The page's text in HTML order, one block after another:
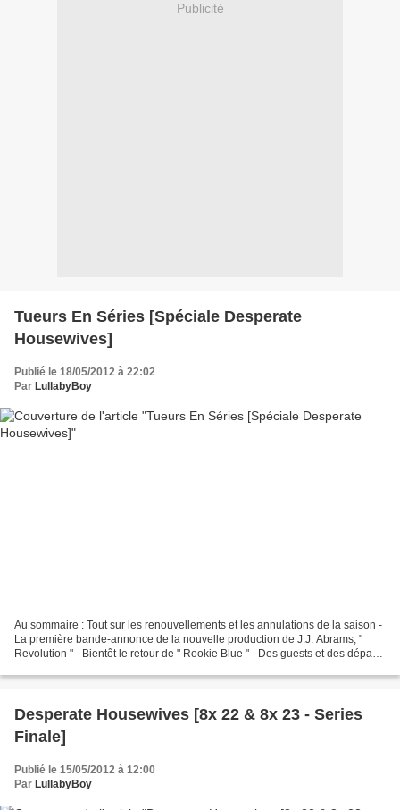
Publicité
Tueurs En Séries [Spéciale Desperate
Housewives]
Publié le 18/05/2012 à 22:02
Par LullabyBoy
Au sommaire : Tout sur les renouvellements et les annulations de la saison -
La première bande-annonce de la nouvelle production de J.J. Abrams, "
Revolution " - Bientôt le retour de " Rookie Blue " - Des guests et des départs
Desperate Housewives [8x 22 & 8x 23 - Series
Finale]
Publié le 15/05/2012 à 12:00
Par LullabyBoy